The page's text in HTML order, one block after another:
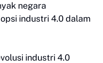
negara
industri 4.0 dalam
industri 4.0